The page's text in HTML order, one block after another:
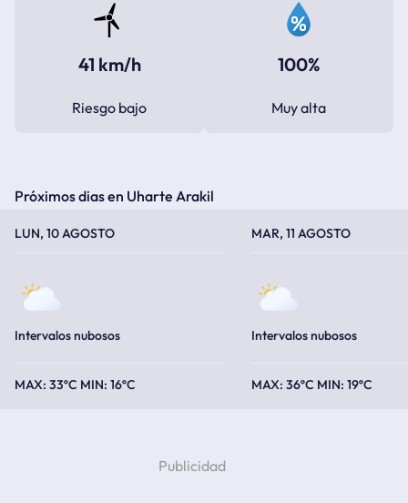
41 km/h
Riesgo bajo
100%
Muy alta
Próximos dias en Uharte Arakil
LUN, 10 AGOSTO
Intervalos nubosos
33ºC 16ºC
MAR, 11 AGOSTO
Intervalos nubosos
36ºC 19ºC